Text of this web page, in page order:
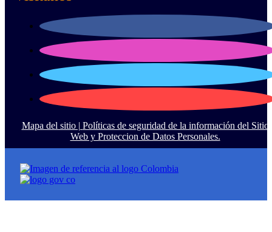
Mapa del sitio | Políticas de seguridad de la información del Sitio
Web y Proteccion de Datos Personales.